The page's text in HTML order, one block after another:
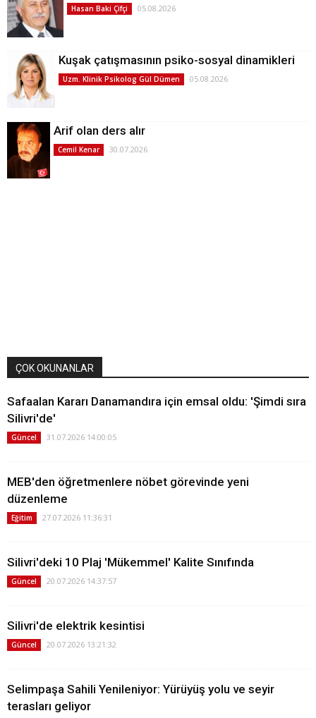
Hasan Baki Çifçi 05.08.2026
Kuşak çatışmasının psiko-sosyal dinamikleri
Uzm. Klinik Psikolog Gül Dümen 05.08.2026
Arif olan ders alır
Cemil Kenar 30.07.2026
ÇOK OKUNANLAR
Safaalan Kararı Danamandıra için emsal oldu: 'Şimdi sıra
Silivri'de'
Güncel 31.07.2026 14:00:05
MEB'den öğretmenlere nöbet görevinde yeni
düzenleme
Eğitim 27.07.2026 11:36:31
Silivri'deki 10 Plaj 'Mükemmel' Kalite Sınıfında
Güncel 20.07.2026 14:37:57
Silivri'de elektrik kesintisi
Güncel 20.07.2026 13:21:32
Selimpaşa Sahili Yenileniyor: Yürüyüş yolu ve seyir
terasları geliyor